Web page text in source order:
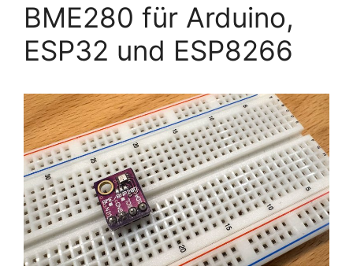
BME280 für Arduino,
ESP32 und ESP8266